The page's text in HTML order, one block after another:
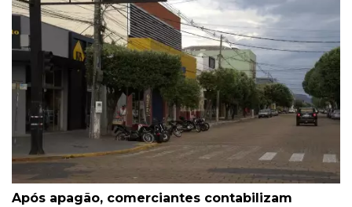
Após apagão, comerciantes contabilizam